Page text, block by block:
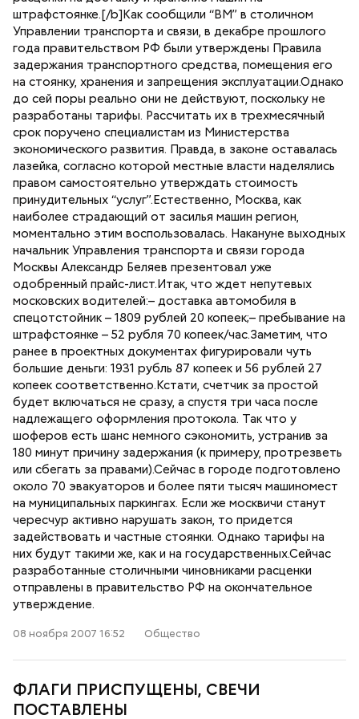
штрафстоянке.[/b]Как сообщили “ВМ” в столичном
Управлении транспорта и связи, в декабре прошлого
года правительством РФ были утверждены Правила
задержания транспортного средства, помещения его
на стоянку, хранения и запрещения эксплуатации.Однако
до сей поры реально они не действуют, поскольку не
разработаны тарифы. Рассчитать их в трехмесячный
срок поручено специалистам из Министерства
экономического развития. Правда, в законе оставалась
лазейка, согласно которой местные власти наделялись
правом самостоятельно утверждать стоимость
принудительных “услуг”.Естественно, Москва, как
наиболее страдающий от засилья машин регион,
моментально этим воспользовалась. Накануне выходных
начальник Управления транспорта и связи города
Москвы Александр Беляев презентовал уже
одобренный прайс-лист.Итак, что ждет непутевых
московских водителей:– доставка автомобиля в
спецотстойник – 1809 рублей 20 копеек;– пребывание на
штрафстоянке – 52 рубля 70 копеек/час.Заметим, что
ранее в проектных документах фигурировали чуть
большие деньги: 1931 рубль 87 копеек и 56 рублей 27
копеек соответственно.Кстати, счетчик за простой
будет включаться не сразу, а спустя три часа после
надлежащего оформления протокола. Так что у
шоферов есть шанс немного сэкономить, устранив за
180 минут причину задержания (к примеру, протрезветь
или сбегать за правами).Сейчас в городе подготовлено
около 70 эвакуаторов и более пяти тысяч машиномест
на муниципальных паркингах. Если же москвичи станут
чересчур активно нарушать закон, то придется
задействовать и частные стоянки. Однако тарифы на
них будут такими же, как и на государственных.Сейчас
разработанные столичными чиновниками расценки
отправлены в правительство РФ на окончательное
утверждение.
08 ноября 2007 16:52 Общество
ФЛАГИ ПРИСПУЩЕНЫ, СВЕЧИ
ПОСТАВЛЕНЫ